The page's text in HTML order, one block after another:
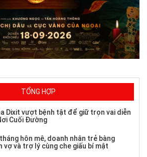
TỔNG HỢP
Dixit vượt bệnh tật để giữ trọn vai diễn
Cuối Đường
hôn mê, doanh nhân trẻ bàng
vợ và trợ lý cùng che giấu bí mật